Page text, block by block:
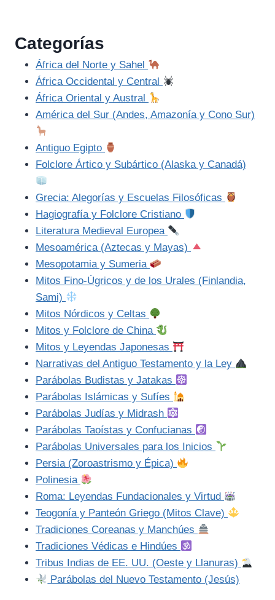
Categorías
África del Norte y Sahel
África Occidental y Central
África Oriental y Austral
América del Sur (Andes, Amazonía y Cono Sur)
Antiguo Egipto
Folclore Ártico y Subártico (Alaska y Canadá)
Grecia: Alegorías y Escuelas Filosóficas
Hagiografía y Folclore Cristiano
Literatura Medieval Europea
Mesoamérica (Aztecas y Mayas)
Mesopotamia y Sumeria
Mitos Fino-Úgricos y de los Urales (Finlandia,
Sami)
Mitos Nórdicos y Celtas
Mitos y Folclore de China
Mitos y Leyendas Japonesas
Narrativas del Antiguo Testamento y la Ley
Parábolas Budistas y Jatakas
Parábolas Islámicas y Sufíes
Parábolas Judías y Midrash
Parábolas Taoístas y Confucianas
Parábolas Universales para los Inicios
Persia (Zoroastrismo y Épica)
Polinesia
Roma: Leyendas Fundacionales y Virtud
Teogonía y Panteón Griego (Mitos Clave)
Tradiciones Coreanas y Manchúes
Tradiciones Védicas e Hindúes
Tribus Indias de EE. UU. (Oeste y Llanuras)
Parábolas del Nuevo Testamento (Jesús)